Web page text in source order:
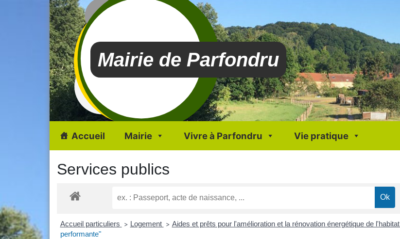
Mairie de Parfondru
Accueil Mairie Vivre à Parfondru Vie pratique
Services publics
Accueil particuliers > Logement > Aides et prêts pour l'amélioration et la rénovation énergétique de l'habitat
performante"